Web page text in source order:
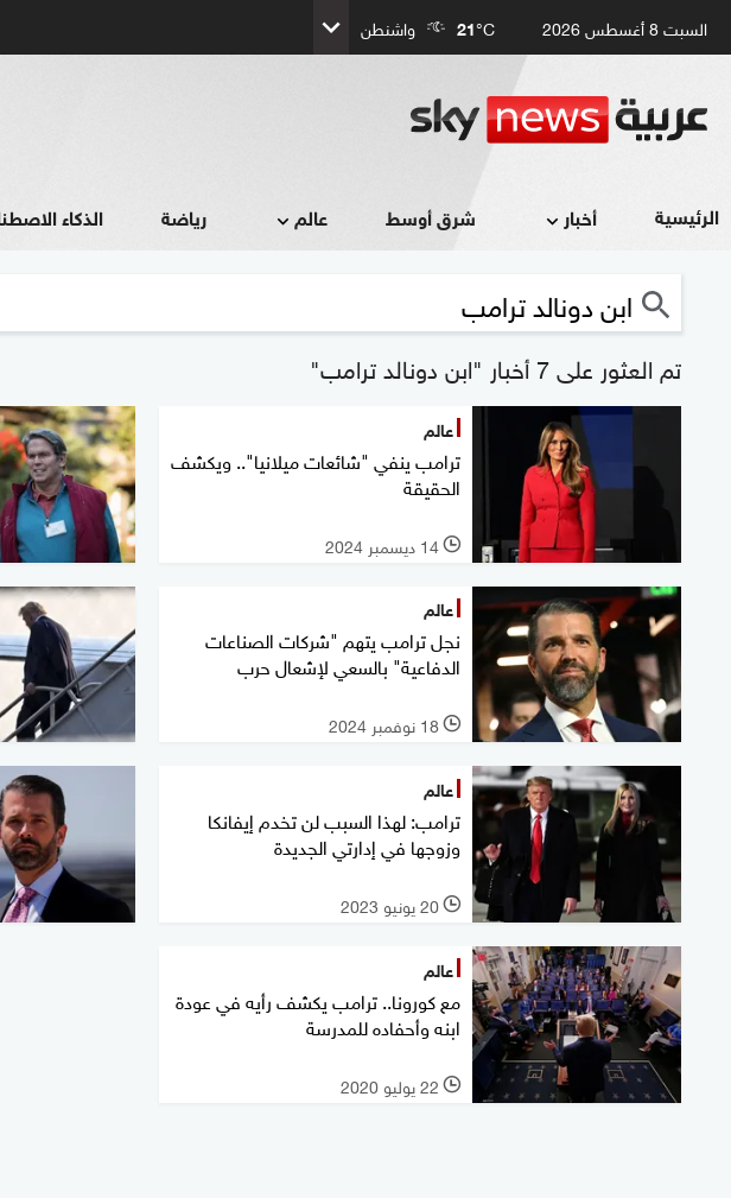
السبت 8 أغسطس 2026 21°C واشنطن
الرئيسية أخبار شرق أوسط عالم رياضة الذكاء
تم العثور على 7 أخبار "ابن دونالد ترامب"
عالم
ترامب ينفي "شائعات ميلانيا".. ويكشف
الحقيقة
l 14 ديسمبر 2024
عالم
نجل ترامب يتهم "شركات الصناعات
الدفاعية" بالسعي لإشعال حرب
l 18 نوفمبر 2024
عالم
ترامب: لهذا السبب لن تخدم إيفانكا
وزوجها في إدارتي الجديدة
l 20 يونيو 2023
عالم
مع كورونا.. ترامب يكشف رأيه في عودة
ابنه وأحفاده للمدرسة
l 22 يوليو 2020